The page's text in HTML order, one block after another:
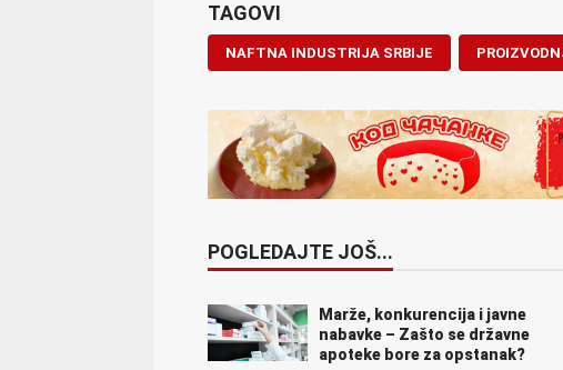
TAGOVI
NAFTNA INDUSTRIJA SRBIJE
POGLEDAJTE JOŠ...
Marže, konkurencija i javne
nabavke – Zašto se državne
apoteke bore za opstanak?